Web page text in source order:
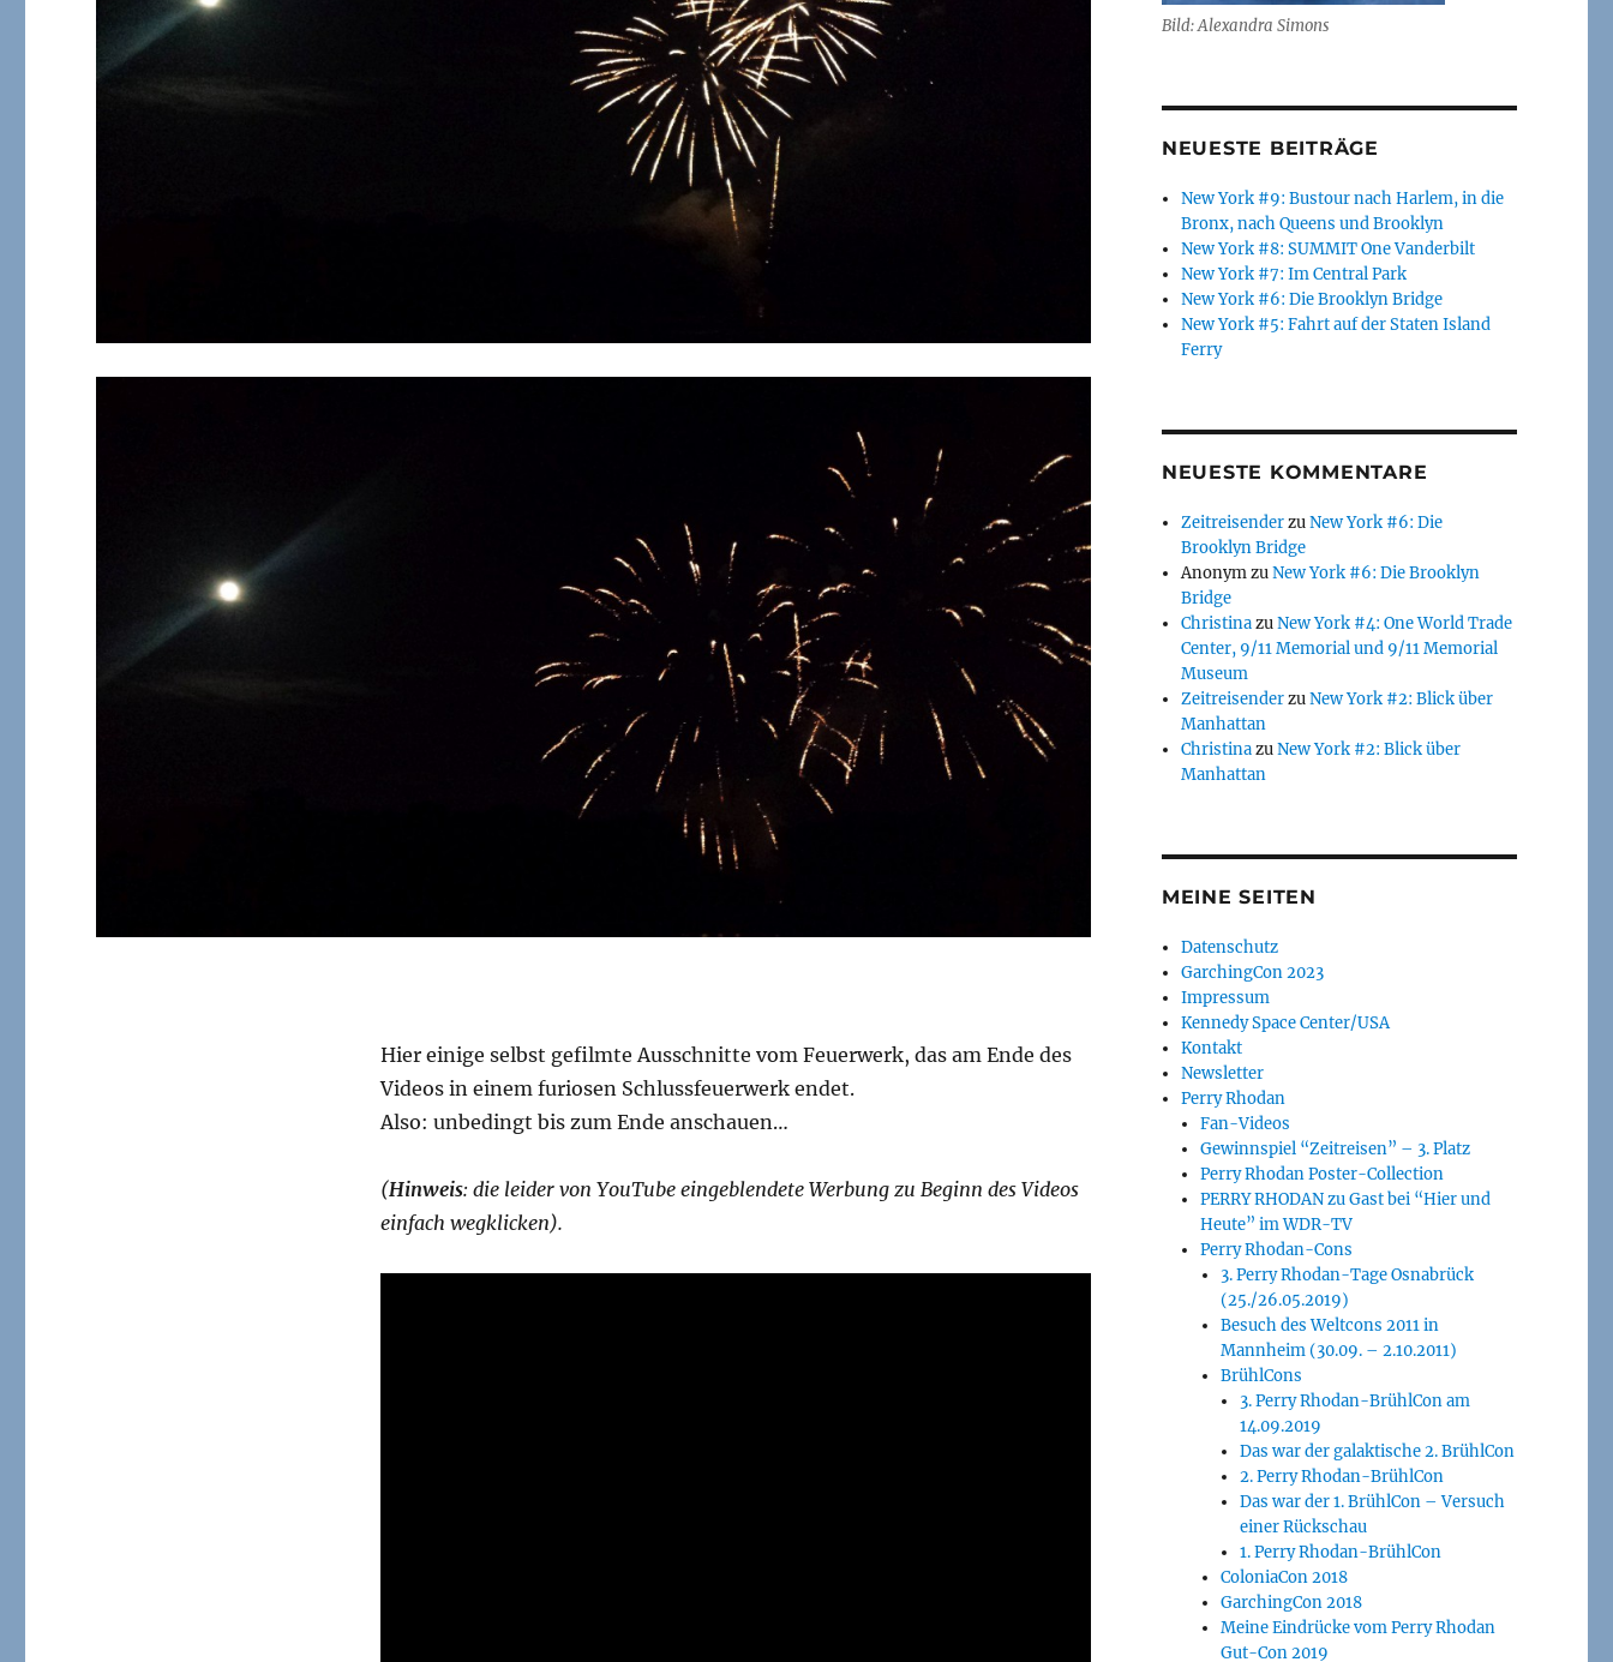
Hier einige selbst gefilmte Ausschnitte vom Feuerwerk, das am Ende des
Videos in einem furiosen Schlussfeuerwerk endet.
Also: unbedingt bis zum Ende anschauen…
(Hinweis: die leider von YouTube eingeblendete Werbung zu Beginn des Videos
einfach wegklicken).
Bild: Alexandra Simons
NEUESTE BEITRÄGE
New York #9: Bustour nach Harlem, in die
Bronx, nach Queens und Brooklyn
New York #8: SUMMIT One Vanderbilt
New York #7: Im Central Park
New York #6: Die Brooklyn Bridge
New York #5: Fahrt auf der Staten Island
Ferry
NEUESTE KOMMENTARE
ZeitreisenderzuNew York #6: Die
Brooklyn Bridge
AnonymzuNew York #6: Die Brooklyn
Bridge
ChristinazuNew York #4: One World Trade
Center, 9/11 Memorial und 9/11 Memorial
Museum
ZeitreisenderzuNew York #2: Blick über
Manhattan
ChristinazuNew York #2: Blick über
Manhattan
MEINE SEITEN
Datenschutz
GarchingCon 2023
Impressum
Kennedy Space Center/USA
Kontakt
Newsletter
Perry Rhodan
Fan-Videos
Gewinnspiel “Zeitreisen” – 3. Platz
Perry Rhodan Poster-Collection
PERRY RHODAN zu Gast bei “Hier und
Heute” im WDR-TV
Perry Rhodan-Cons
3. Perry Rhodan-Tage Osnabrück
(25./26.05.2019)
Besuch des Weltcons 2011 in
Mannheim (30.09. – 2.10.2011)
BrühlCons
3. Perry Rhodan-BrühlCon am
14.09.2019
Das war der galaktische 2. BrühlCon
2. Perry Rhodan-BrühlCon
Das war der 1. BrühlCon – Versuch
einer Rückschau
1. Perry Rhodan-BrühlCon
ColoniaCon 2018
GarchingCon 2018
Meine Eindrücke vom Perry Rhodan
Gut-Con 2019